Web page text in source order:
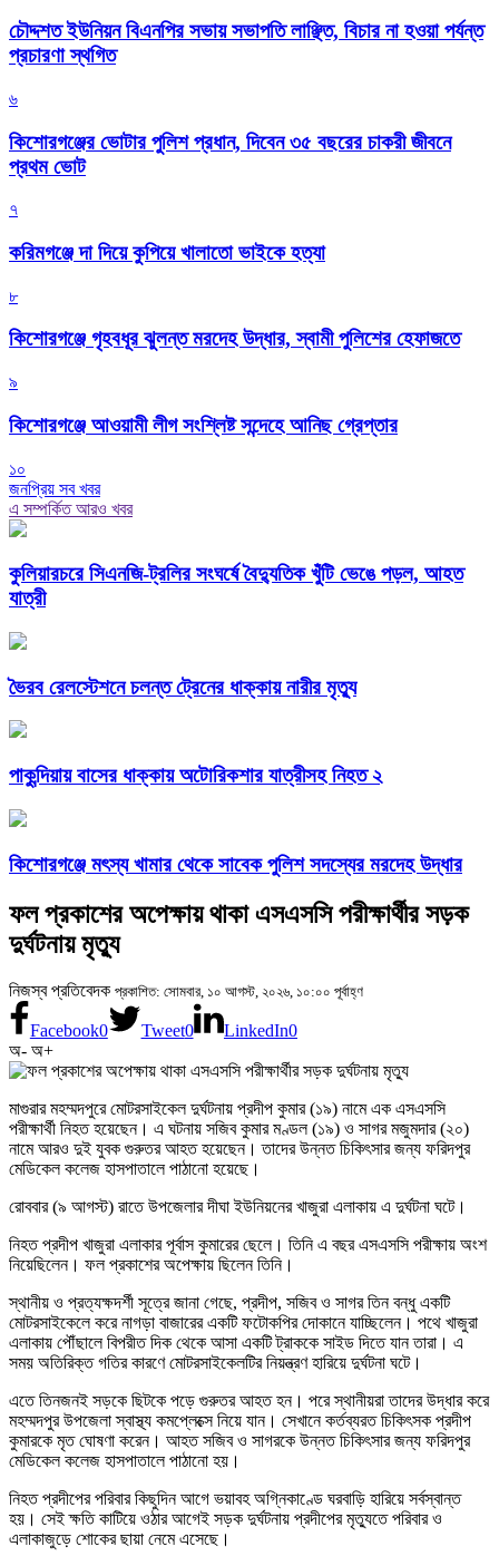
চৌদ্দশত ইউনিয়ন বিএনপির সভায় সভাপতি লাঞ্ছিত, বিচার না হওয়া পর্যন্ত
প্রচারণা স্থগিত
৬
কিশোরগঞ্জের ভোটার পুলিশ প্রধান, দিবেন ৩৫ বছরের চাকরী জীবনে
প্রথম ভোট
৭
করিমগঞ্জে দা দিয়ে কুপিয়ে খালাতো ভাইকে হত্যা
৮
কিশোরগঞ্জে গৃহবধূর ঝুলন্ত মরদেহ উদ্ধার, স্বামী পুলিশের হেফাজতে
৯
কিশোরগঞ্জে আওয়ামী লীগ সংশ্লিষ্ট সন্দেহে আনিছ গ্রেপ্তার
১০
জনপ্রিয় সব খবর
এ সম্পর্কিত আরও খবর
কুলিয়ারচরে সিএনজি-ট্রলির সংঘর্ষে বৈদ্যুতিক খুঁটি ভেঙে পড়ল, আহত
যাত্রী
ভৈরব রেলস্টেশনে চলন্ত ট্রেনের ধাক্কায় নারীর মৃত্যু
পাকুন্দিয়ায় বাসের ধাক্কায় অটোরিকশার যাত্রীসহ নিহত ২
কিশোরগঞ্জে মৎস্য খামার থেকে সাবেক পুলিশ সদস্যের মরদেহ উদ্ধার
ফল প্রকাশের অপেক্ষায় থাকা এসএসসি পরীক্ষার্থীর সড়ক
দুর্ঘটনায় মৃত্যু
নিজস্ব প্রতিবেদক প্রকাশিত: সোমবার, ১০ আগস্ট, ২০২৬, ১০:০০ পূর্বাহ্ণ
Facebook0 Tweet0 LinkedIn0
অ- অ+
মাগুরার মহম্মদপুরে মোটরসাইকেল দুর্ঘটনায় প্রদীপ কুমার (১৯) নামে এক এসএসসি
পরীক্ষার্থী নিহত হয়েছেন। এ ঘটনায় সজিব কুমার মণ্ডল (১৯) ও সাগর মজুমদার (২০)
নামে আরও দুই যুবক গুরুতর আহত হয়েছেন। তাদের উন্নত চিকিৎসার জন্য ফরিদপুর
মেডিকেল কলেজ হাসপাতালে পাঠানো হয়েছে।
রোববার (৯ আগস্ট) রাতে উপজেলার দীঘা ইউনিয়নের খাজুরা এলাকায় এ দুর্ঘটনা ঘটে।
নিহত প্রদীপ খাজুরা এলাকার পূর্বাস কুমারের ছেলে। তিনি এ বছর এসএসসি পরীক্ষায় অংশ
নিয়েছিলেন। ফল প্রকাশের অপেক্ষায় ছিলেন তিনি।
স্থানীয় ও প্রত্যক্ষদর্শী সূত্রে জানা গেছে, প্রদীপ, সজিব ও সাগর তিন বন্ধু একটি
মোটরসাইকেলে করে নাগড়া বাজারের একটি ফটোকপির দোকানে যাচ্ছিলেন। পথে খাজুরা
এলাকায় পৌঁছালে বিপরীত দিক থেকে আসা একটি ট্রাককে সাইড দিতে যান তারা। এ
সময় অতিরিক্ত গতির কারণে মোটরসাইকেলটির নিয়ন্ত্রণ হারিয়ে দুর্ঘটনা ঘটে।
এতে তিনজনই সড়কে ছিটকে পড়ে গুরুতর আহত হন। পরে স্থানীয়রা তাদের উদ্ধার করে
মহম্মদপুর উপজেলা স্বাস্থ্য কমপ্লেক্সে নিয়ে যান। সেখানে কর্তব্যরত চিকিৎসক প্রদীপ
কুমারকে মৃত ঘোষণা করেন। আহত সজিব ও সাগরকে উন্নত চিকিৎসার জন্য ফরিদপুর
মেডিকেল কলেজ হাসপাতালে পাঠানো হয়।
নিহত প্রদীপের পরিবার কিছুদিন আগে ভয়াবহ অগ্নিকাণ্ডে ঘরবাড়ি হারিয়ে সর্বস্বান্ত
হয়। সেই ক্ষতি কাটিয়ে ওঠার আগেই সড়ক দুর্ঘটনায় প্রদীপের মৃত্যুতে পরিবার ও
এলাকাজুড়ে শোকের ছায়া নেমে এসেছে।